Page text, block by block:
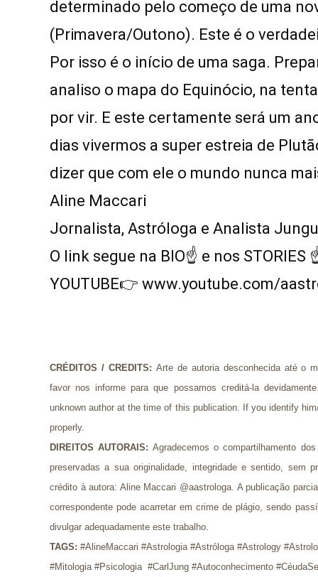
determinado pelo começo de uma
(Primavera/Outono). Este é o
Por isso é o início de uma saga.
analiso o mapa do Equinócio, na
por vir. E este certamente será um
dias vivermos a super estreia de
dizer que com ele o mundo nunca
Aline Maccari
Jornalista, Astróloga e Analista
O link segue na BIO☝ e nos STORIES
YOUTUBE👉 www.youtube.com/
CRÉDITOS / CREDITS: Arte de autoria desconhecida até o
favor nos informe para que possamos creditá-la
unknown author at the time of this publication. If you identify
properly.
DIREITOS AUTORAIS: Agradecemos o compartilhamento
preservadas a sua originalidade, integridade e sentido, sem
crédito à autora: Aline Maccari @aastrologa. A publicação
correspondente pode acarretar em crime de plágio, sendo
divulgar adequadamente este trabalho.
TAGS: #AlineMaccari #Astrologia #Astróloga #Astrology
#Mitologia #Psicologia  #CarlJung #Autoconhecimento